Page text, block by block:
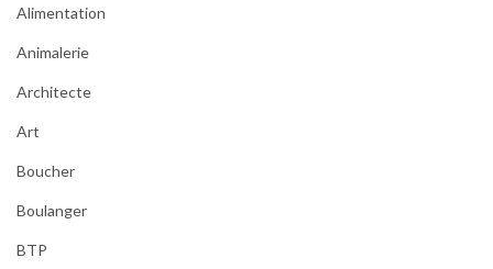
Alimentation
Animalerie
Architecte
Art
Boucher
Boulanger
BTP